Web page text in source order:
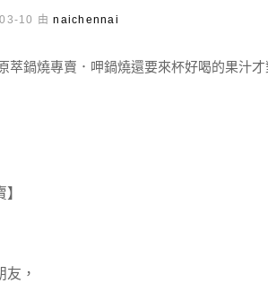
10 由naichennai
，